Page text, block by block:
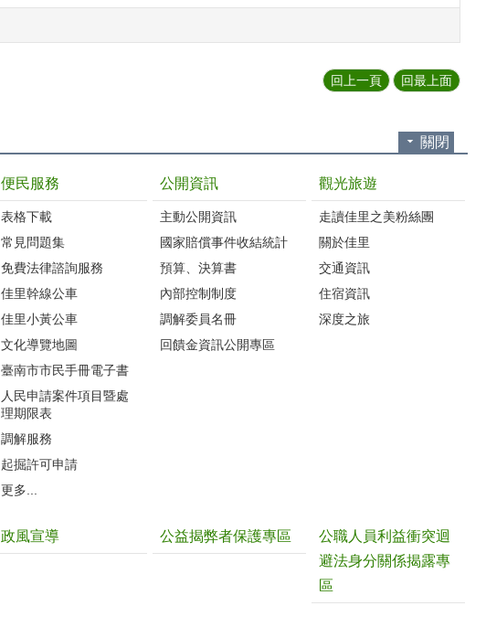
回上一頁 回最上面
關閉
便民服務
表格下載
常見問題集
免費法律諮詢服務
佳里幹線公車
佳里小黃公車
文化導覽地圖
臺南市市民手冊電子書
人民申請案件項目暨處
理期限表
調解服務
起掘許可申請
更多...
公開資訊
主動公開資訊
國家賠償事件收結統計
預算、決算書
內部控制制度
調解委員名冊
回饋金資訊公開專區
觀光旅遊
走讀佳里之美粉絲團
關於佳里
交通資訊
住宿資訊
深度之旅
政風宣導 公益揭弊者保護專區
公職人員利益衝突迴
避法身分關係揭露專
區